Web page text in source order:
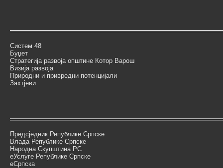
Систем 48
Буџет
Стратегија развоја општине Котор Варош
Визија развоја
Природни и привредни потенцијали
Захтјеви
Предсједник Републике Српске
Влада Републике Српске
Народна Скупштина РС
еУслуге Републике Српске
еСрпска